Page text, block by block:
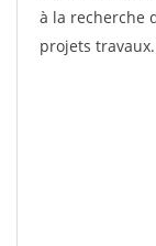
à la recherche
projets travaux.